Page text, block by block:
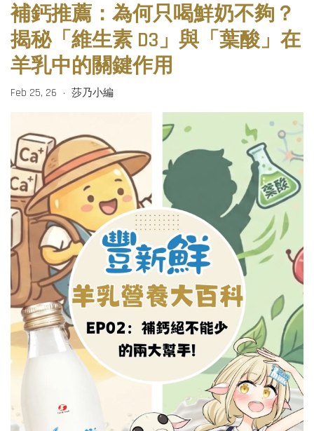
補鈣推薦：為何只喝鮮奶不夠？
揭秘「維生素 D3」與「葉酸」在
羊乳中的關鍵作用
Feb 25, 26 • 莎乃小編